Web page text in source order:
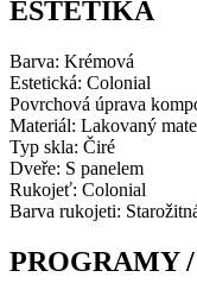
ESTETIKA
Barva: Krémová
Estetická: Colonial
Povrchová úprava
Materiál: Lakovaný
Typ skla: Čiré
Dveře: S panelem
Rukojeť: Colonial
Barva rukojeti:
PROGRAMY